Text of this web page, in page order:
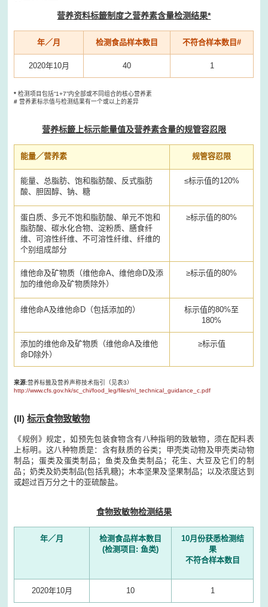
营养资料标籤制度之营养素含量检测结果*
年／月 检测食品样本数目 不符合样本数目#
2020年10月 40 1
* 检测项目包括“1+7”内全部或不同组合的核心营养素
# 营养素标示值与检测结果有一个或以上的差异
营养标籤上标示能量值及营养素含量的规管容忍限
能量／营养素 规管容忍限
能量、总脂肪、饱和脂肪酸、反式脂肪
酸、胆固醇、钠、糖
≤标示值的120%
蛋白质、多元不饱和脂肪酸、单元不饱和
脂肪酸、碳水化合物、淀粉质、膳食纤
维、可溶性纤维、不可溶性纤维、纤维的
个别组成部分
≥标示值的80%
维他命及矿物质（维他命A、维他命D及添
加的维他命及矿物质除外）
≥标示值的80%
维他命A及维他命D（包括添加的）
标示值的80%至
180%
添加的维他命及矿物质（维他命A及维他
命D除外）
≥标示值
来源:营养标籤及营养声称技术指引（见表3）
http://www.cfs.gov.hk/sc_chi/food_leg/files/nl_technical_guidance_c.pdf
(II)标示食物致敏物
《规例》规定，如预先包装食物含有八种指明的致敏物，须在配料表
上标明。这八种物质是：含有麸质的谷类；甲壳类动物及甲壳类动物
制品；蛋类及蛋类制品；鱼类及鱼类制品；花生、大豆及它们的制
品；奶类及奶类制品(包括乳糖)；木本坚果及坚果制品；以及浓度达到
或超过百万分之十的亚硫酸盐。
食物致敏物检测结果
年／月
检测食品样本数目
(检测项目: 鱼类)
10月份获悉检测结
果
不符合样本数目
2020年10月 10 1